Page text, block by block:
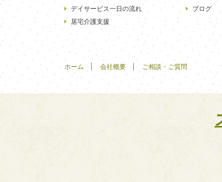
デイサービス一日の流れ
居宅介護支援
ブログ
ホーム 会社概要 ご相談・ご質問